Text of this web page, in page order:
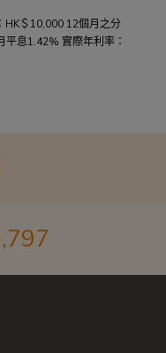
HK＄10,000 12個月之分
息1.42% 實際年利率：